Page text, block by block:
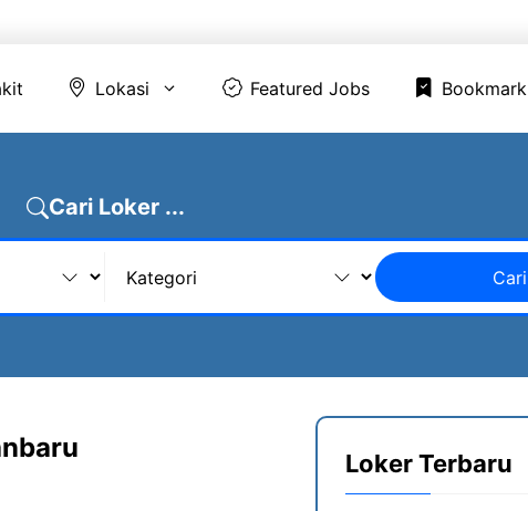
Lokasi Featured Jobs Bookmark
Cari Loker ...
Cari
Loker Terbaru